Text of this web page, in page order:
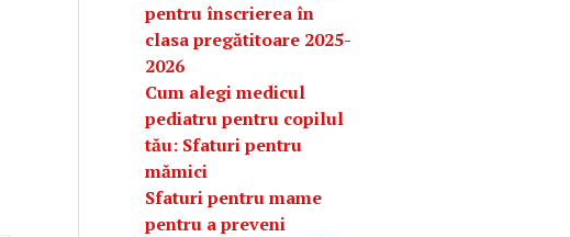
pentru înscrierea în
clasa pregătitoare 2025-
2026
Cum alegi medicul
pediatru pentru copilul
tău: Sfaturi pentru
mămici
Sfaturi pentru mame
pentru a preveni